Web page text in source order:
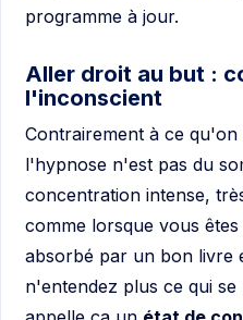
programme à jour.
Aller droit au but :
l'inconscient
Contrairement à ce qu'on
l'hypnose n'est pas du
concentration intense,
comme lorsque vous
absorbé par un bon livre
n'entendez plus ce qui se